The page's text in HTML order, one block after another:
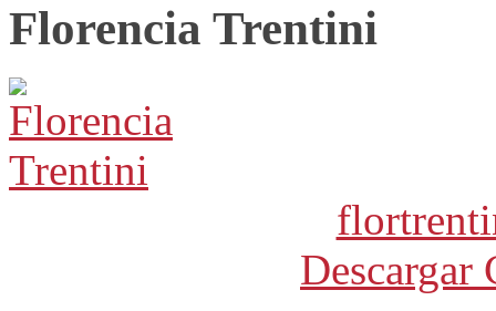
Florencia Trentini
Descargar